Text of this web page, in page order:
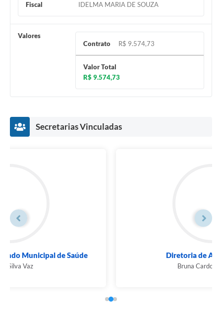
Fiscal IDELMA MARIA DE SOUZA
Valores
Contrato
R$ 9.574,73
Valor Total
R$ 9.574,73
Secretarias Vinculadas
Diretoria de Administração